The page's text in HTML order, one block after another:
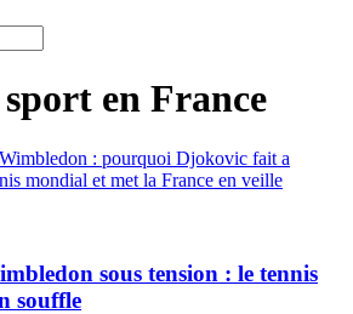
sport en France
sous tension : le tennis
souffle